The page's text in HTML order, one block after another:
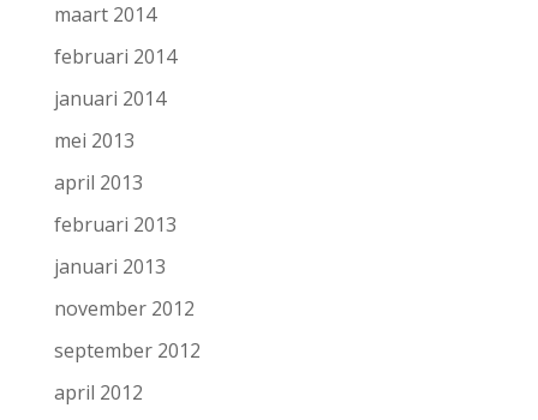
maart 2014
februari 2014
januari 2014
mei 2013
april 2013
februari 2013
januari 2013
november 2012
september 2012
april 2012